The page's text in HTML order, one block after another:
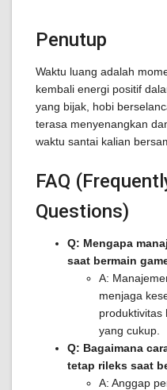
Penutup
Waktu luang adalah
kembali energi positif
yang bijak, hobi
terasa menyenangkan
waktu santai kalian
FAQ
Questions)
Q: Mengapa
saat bermain
A:
menjaga
produktivitas
yang cukup.
Q: Bagaimana
tetap rileks saat
A: Anggap